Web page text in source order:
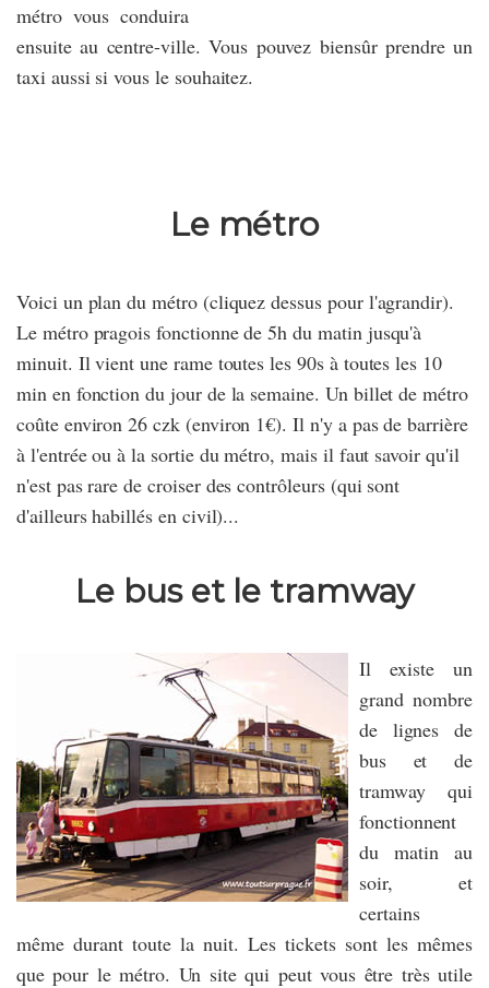
métro vous conduira
ensuite au centre-ville. Vous pouvez biensûr prendre un
taxi aussi si vous le souhaitez.
Le métro
Voici un plan du métro (cliquez dessus pour l'agrandir).
Le métro pragois fonctionne de 5h du matin jusqu'à
minuit. Il vient une rame toutes les 90s à toutes les 10
min en fonction du jour de la semaine. Un billet de métro
coûte environ 26 czk (environ 1€). Il n'y a pas de barrière
à l'entrée ou à la sortie du métro, mais il faut savoir qu'il
n'est pas rare de croiser des contrôleurs (qui sont
d'ailleurs habillés en civil)...
Le bus et le tramway
Il existe un
grand nombre
de lignes de
bus et de
tramway qui
fonctionnent
du matin au
soir, et
certains
même durant toute la nuit. Les tickets sont les mêmes
que pour le métro. Un site qui peut vous être très utile